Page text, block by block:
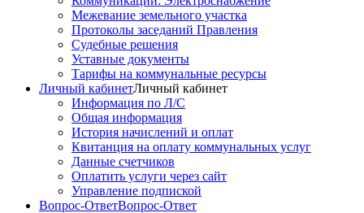
Межевание земельного участка
Протоколы заседаний Правления
Судебные решения
Уставные документы
Тарифы на коммунальные ресурсы
Личный кабинетЛичный кабинет
Информация по Л/С
Общая информация
История начислений и оплат
Квитанция на оплату коммунальных услуг
Данные счетчиков
Оплатить услуги через сайт
Управление подпиской
Вопрос-ОтветВопрос-Ответ